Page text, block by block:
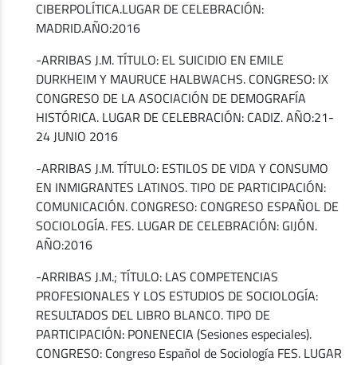
CIBERPOLÍTICA.LUGAR DE CELEBRACIÓN:
MADRID.AÑO:2016
-ARRIBAS J.M. TÍTULO: EL SUICIDIO EN EMILE
DURKHEIM Y MAURUCE HALBWACHS. CONGRESO: IX
CONGRESO DE LA ASOCIACIÓN DE DEMOGRAFÍA
HISTÓRICA. LUGAR DE CELEBRACIÓN: CADIZ. AÑO:21-
24 JUNIO 2016
-ARRIBAS J.M. TÍTULO: ESTILOS DE VIDA Y CONSUMO
EN INMIGRANTES LATINOS. TIPO DE PARTICIPACIÓN:
COMUNICACIÓN. CONGRESO: CONGRESO ESPAÑOL DE
SOCIOLOGÍA. FES. LUGAR DE CELEBRACIÓN: GIJÓN.
AÑO:2016
-ARRIBAS J.M.; TÍTULO: LAS COMPETENCIAS
PROFESIONALES Y LOS ESTUDIOS DE SOCIOLOGÍA:
RESULTADOS DEL LIBRO BLANCO. TIPO DE
PARTICIPACIÓN: PONENECIA (Sesiones especiales).
CONGRESO: Congreso Español de Sociología FES. LUGAR